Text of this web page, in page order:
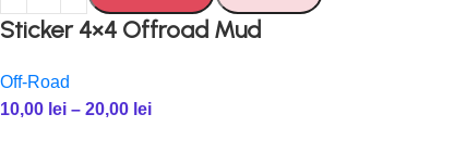
Sticker 4×4 Offroad Mud
Off-Road
10,00 lei – 20,00 lei